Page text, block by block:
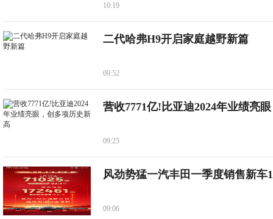
10:19
二代哈弗H9开启家庭越野新篇
09:52
营收7771亿!比亚迪2024年业绩亮眼
09:25
风劲势猛一汽丰田一季度销售新车
09:06